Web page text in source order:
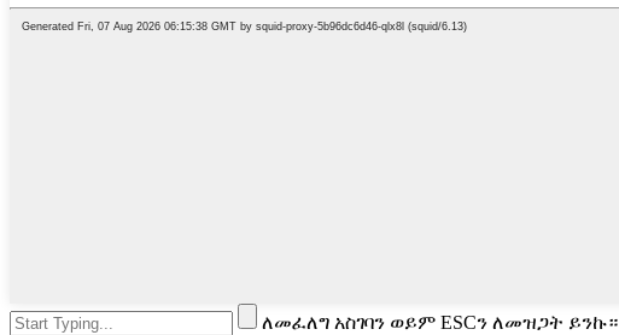
ለመፈለግ አስገባን ወይም ESCን ለመዝጋት ይንኩ።